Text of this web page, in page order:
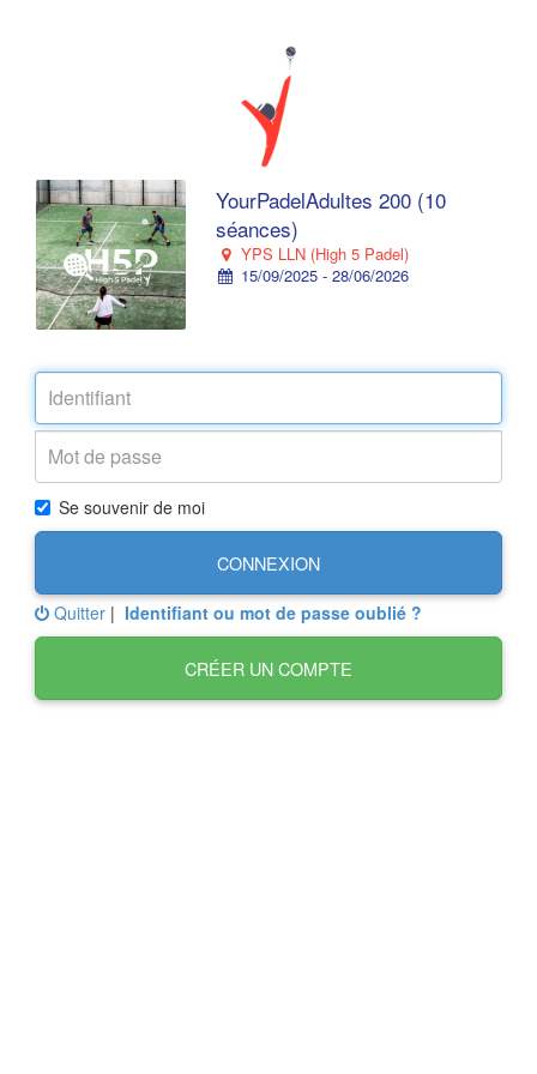
YourPadelAdultes 200 (10
séances)
YPS LLN (High 5 Padel)
15/09/2025 - 28/06/2026
Se souvenir de moi
CONNEXION
Quitter | Identifiant ou mot de passe oublié ?
CRÉER UN COMPTE